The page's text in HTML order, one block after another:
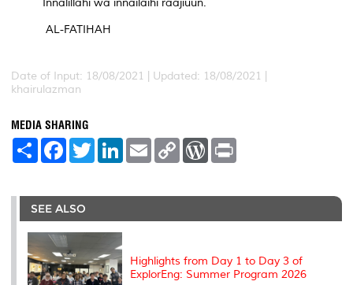
AL-FATIHAH
Date of Input: 18/08/2021 | Updated: 18/08/2021 |
khairulazman
MEDIA SHARING
S
e
F
a
b
o
o
k
T
w
t
r
L
e
I
E
m
l
C
L
n
W
P
e
t
SEE ALSO
Highlights from Day 1 to Day 3 of
ExplorEng: Summer Program 2026